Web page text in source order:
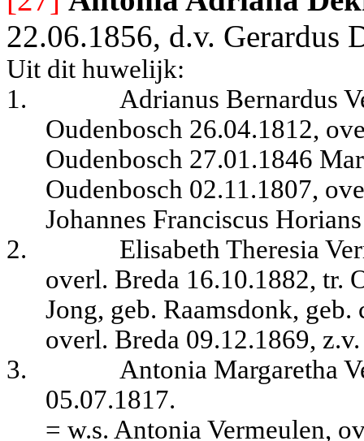
22.06.1856, d.v. Gerardus
Uit dit huwelijk:
1.
Adrianus Bernardus
Oudenbosch 26.04.1812,
Oudenbosch 27.01.1846
Oudenbosch 02.11.1807,
Johannes Franciscus
2.
Elisabeth Theresia
overl. Breda 16.10.1882, tr.
Jong, geb. Raamsdonk,
overl. Breda 09.12.1869,
3.
Antonia Margaretha
05.07.1817.
= w.s. Antonia Vermeulen,